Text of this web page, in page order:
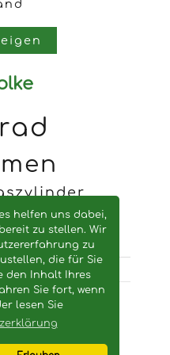
helfen uns dabei,
zu stellen. Wir
zu
die für Sie
den Inhalt Ihres
Sie fort, wenn
lesen Sie